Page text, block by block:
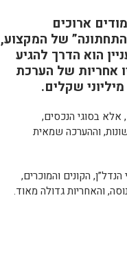
ארוכים
של המקצוע,
הוא הדרך להגיע
אחריות של הערכת
שקלים.
אלא בסוגי הנכסים,
וההערכה שמאית
הקונים והמוכרים,
והאחריות גדולה מאוד.